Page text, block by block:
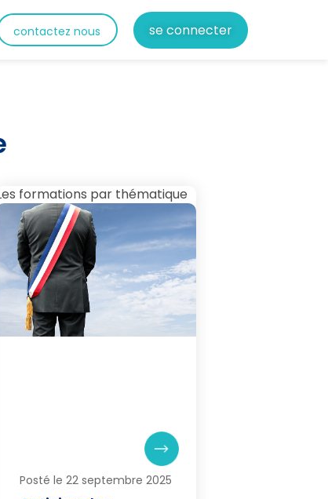
contactez nous se connecter
formations par thématique
Posté le 22 septembre 2025